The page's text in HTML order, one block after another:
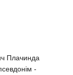
Плачинда
-